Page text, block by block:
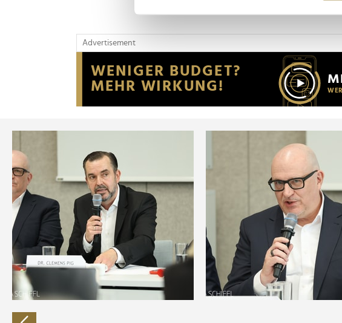
Wir verwenden Cookies, um Inhalte und
Website an unsere Partner für soziale
möglicherweise mit weiteren Daten
der Dienste gesammelt haben.
Advertisement